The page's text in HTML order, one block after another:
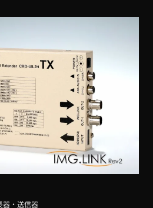
器・送信器